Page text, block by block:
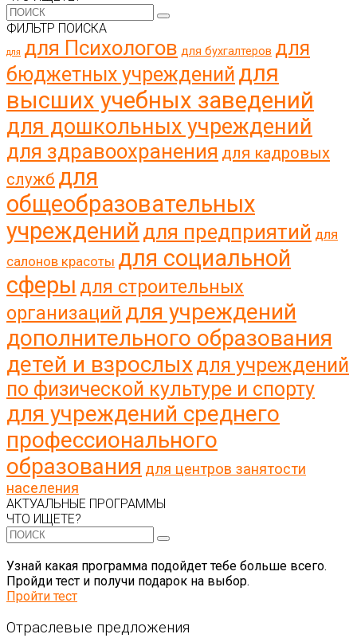
ФИЛЬТР ПОИСКА
для для Психологов для бухгалтеров для
бюджетных учреждений для
высших учебных заведений
для дошкольных учреждений
для здравоохранения для кадровых
служб для
общеобразовательных
учреждений для предприятий для
салонов красоты для социальной
сферы для строительных
организаций для учреждений
дополнительного образования
детей и взрослых для учреждений
по физической культуре и спорту
для учреждений среднего
профессионального
образования для центров занятости
населения
АКТУАЛЬНЫЕ ПРОГРАММЫ
ЧТО ИЩЕТЕ?
Узнай какая программа подойдет тебе больше всего.
Пройди тест и получи подарок на выбор.
Пройти тест
Отраслевые предложения